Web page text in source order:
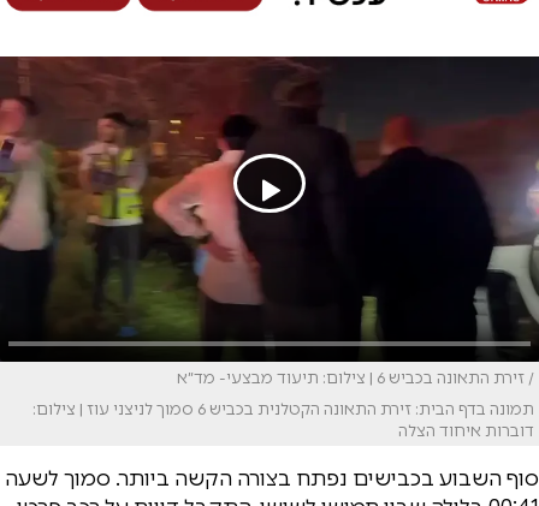
/ זירת התאונה בכביש 6 | צילום: תיעוד מבצעי- מד״א
תמונה בדף הבית: זירת התאונה הקטלנית בכביש 6 סמוך לניצני עוז | צילום:
דוברות איחוד הצלה
סוף השבוע בכבישים נפתח בצורה הקשה ביותר. סמוך לשעה